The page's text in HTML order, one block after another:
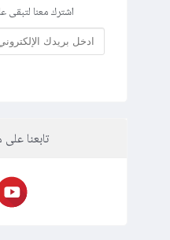
اشترك معنا لتبقى
تابعنا